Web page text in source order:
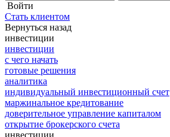
Войти
Стать клиентом
Вернуться назад
инвестиции
инвестиции
с чего начать
готовые решения
аналитика
индивидуальный инвестиционный счет
маржинальное кредитование
доверительное управление капиталом
открытие брокерского счета
инвестиции